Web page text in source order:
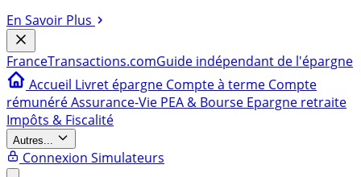
En Savoir Plus
FranceTransactions.comGuide indépendant de l'épargne
Accueil Livret épargne Compte à terme Compte
rémunéréAssurance-Vie PEA & Bourse Epargne retraite
Impôts & Fiscalité
Autres...
Connexion Simulateurs